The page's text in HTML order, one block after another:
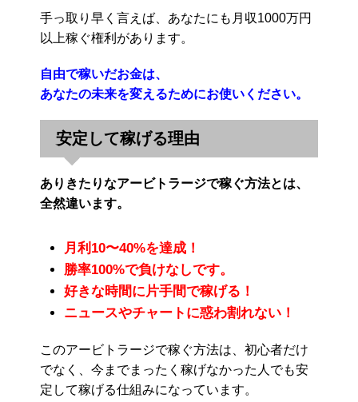
手っ取り早く言えば、あなたにも月収1000万円
以上稼ぐ権利があります。
自由で稼いだお金は、
あなたの未来を変えるためにお使いください。
安定して稼げる理由
ありきたりなアービトラージで稼ぐ方法とは、
全然違います。
月利10〜40%を達成！
勝率100%で負けなしです。
好きな時間に片手間で稼げる！
ニュースやチャートに惑わ割れない！
このアービトラージで稼ぐ方法は、初心者だけ
でなく、今までまったく稼げなかった人でも安
定して稼げる仕組みになっています。